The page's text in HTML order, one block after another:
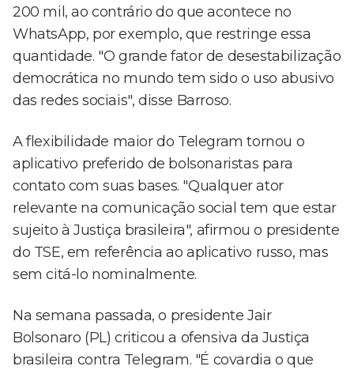
200 mil, ao contrário do que acontece no
WhatsApp, por exemplo, que restringe essa
quantidade. "O grande fator de desestabilização
democrática no mundo tem sido o uso abusivo
das redes sociais", disse Barroso.
A flexibilidade maior do Telegram tornou o
aplicativo preferido de bolsonaristas para
contato com suas bases. "Qualquer ator
relevante na comunicação social tem que estar
sujeito à Justiça brasileira", afirmou o presidente
do TSE, em referência ao aplicativo russo, mas
sem citá-lo nominalmente.
Na semana passada, o presidente Jair
Bolsonaro (PL) criticou a ofensiva da Justiça
brasileira contra Telegram. "É covardia o que